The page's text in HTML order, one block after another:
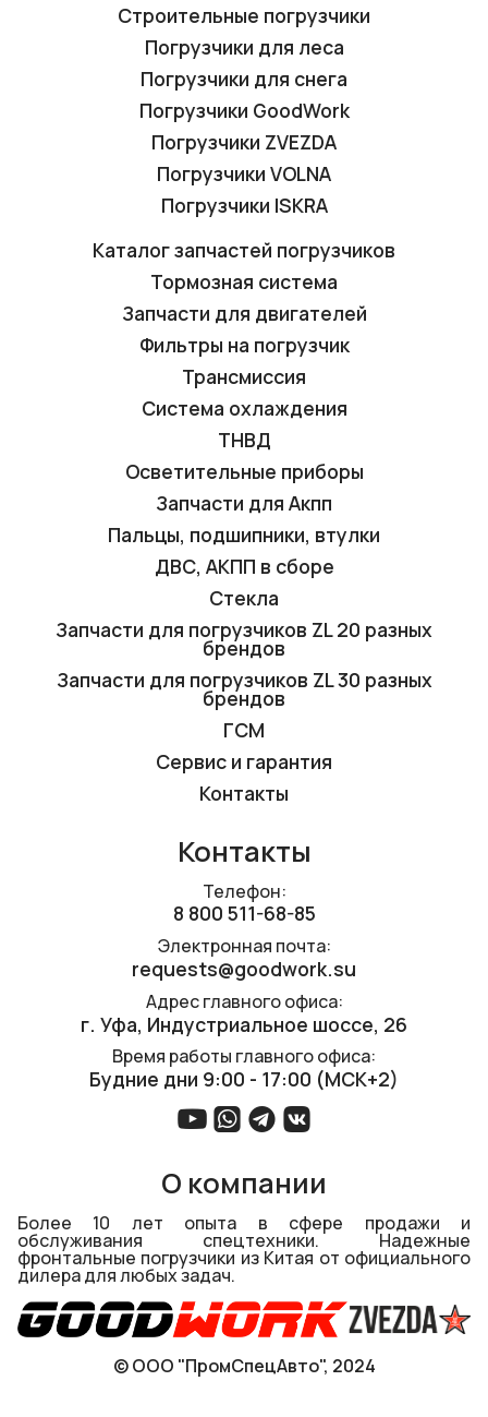
Контакты
Телефон:
8 800 511-68-85
Электронная почта:
requests@goodwork.su
Адрес главного офиса:
г. Уфа, ​Индустриальное шоссе, 26
Время работы главного офиса:
Будние дни 9:00 - 17:00 (МСК+2)
Строительные погрузчики
Погрузчики для леса
Погрузчики для снега
Погрузчики GoodWork
Погрузчики ZVEZDA
Погрузчики VOLNA
Погрузчики ISKRA
Каталог запчастей погрузчиков
Тормозная система
Запчасти для двигателей
Фильтры на погрузчик
Трансмиссия
Система охлаждения
ТНВД
Осветительные приборы
Запчасти для Акпп
Пальцы, подшипники, втулки
ДВС, АКПП в сборе
Стекла
Запчасти для погрузчиков ZL 20 разных
брендов
Запчасти для погрузчиков ZL 30 разных
брендов
ГСМ
Сервис и гарантия
Контакты
О компании
Более 10 лет опыта в сфере продажи и
обслуживания спецтехники. Надежные
фронтальные погрузчики из Китая от официального
дилера для любых задач.
© ООО "ПромСпецАвто", 2024